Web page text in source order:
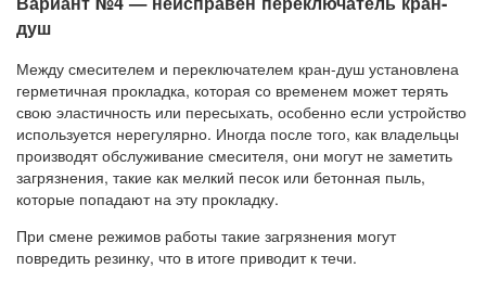
душ
Между смесителем и переключателем кран-душ установлена
герметичная прокладка, которая со временем может терять
свою эластичность или пересыхать, особенно если устройство
используется нерегулярно. Иногда после того, как владельцы
производят обслуживание смесителя, они могут не заметить
загрязнения, такие как мелкий песок или бетонная пыль,
которые попадают на эту прокладку.
При смене режимов работы такие загрязнения могут
повредить резинку, что в итоге приводит к течи.